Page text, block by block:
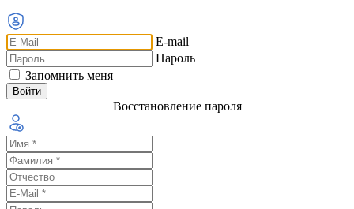
E-mail
Пароль
Запомнить меня
Восстановление пароля